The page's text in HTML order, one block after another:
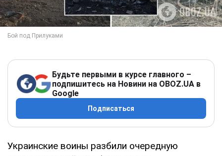
Будьте первыми в курсе главного –
подпишитесь на Новини на OBOZ.UA в
Google
Подписаться
Украинские воины разбили очередную